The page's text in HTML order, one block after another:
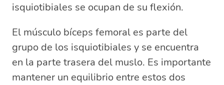
isquiotibiales se ocupan de su flexión.
El músculo bíceps femoral es parte del
grupo de los isquiotibiales y se encuentra
en la parte trasera del muslo. Es importante
mantener un equilibrio entre estos dos